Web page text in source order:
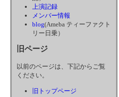
上演記録
メンバー情報
blog(Ameba ティーファクト
リー日乗）
旧ページ
以前のページは、下記からご覧
ください。
旧トップページ